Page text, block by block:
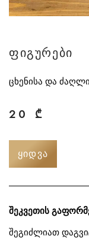
ფიგურები
ცხენისა და
20 ₾
ᲧᲘᲓᲕᲐ
შეკვეთის
შეგიძლიათ